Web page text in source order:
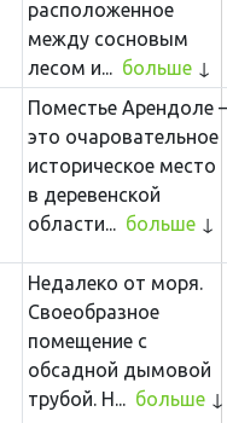
расположенное
между сосновым
лесом и... больше
Поместье Арендоле –
это очаровательное
историческое место
в деревенской
области... больше
Недалеко от моря.
Своеобразное
помещение c
обсадной дымовой
трубой. Н... больше